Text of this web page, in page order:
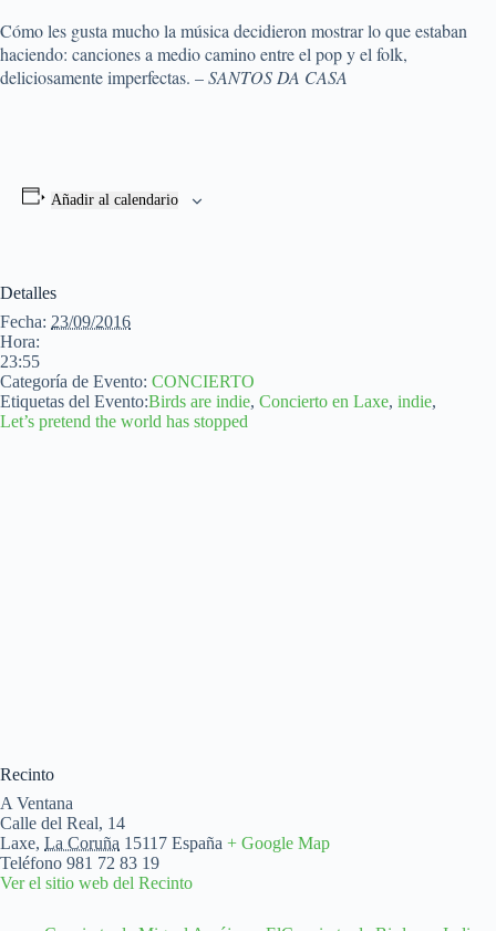
Cómo les gusta mucho la música decidieron mostrar lo que estaban
haciendo: canciones a medio camino entre el pop y el folk,
deliciosamente imperfectas. –SANTOS DA CASA
Añadir al calendario
Detalles
Fecha: 23/09/2016
Hora:
23:55
Categoría de Evento: CONCIERTO
Etiquetas del Evento:Birds are indie, Concierto en Laxe, indie,
Let’s pretend the world has stopped
Recinto
A Ventana
Calle del Real, 14
Laxe, La Coruña 15117 España + Google Map
Teléfono 981 72 83 19
Ver el sitio web del Recinto